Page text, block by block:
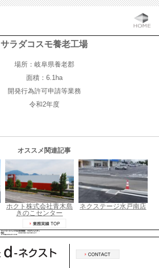
サラダコスモ養老工場
場所：岐阜県養老郡
面積：6.1ha
開発行為許可申請等業務
令和2年度
オススメ関連記事
ホクト株式会社青木島
きのこセンター
ネクステージ水戸南店